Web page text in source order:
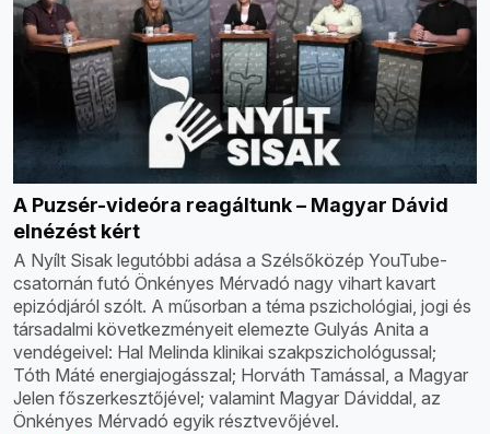
A Puzsér-videóra reagáltunk – Magyar Dávid
elnézést kért
A Nyílt Sisak legutóbbi adása a Szélsőközép YouTube-
csatornán futó Önkényes Mérvadó nagy vihart kavart
epizódjáról szólt. A műsorban a téma pszichológiai, jogi és
társadalmi következményeit elemezte Gulyás Anita a
vendégeivel: Hal Melinda klinikai szakpszichológussal;
Tóth Máté energiajogásszal; Horváth Tamással, a Magyar
Jelen főszerkesztőjével; valamint Magyar Dáviddal, az
Önkényes Mérvadó egyik résztvevőjével.